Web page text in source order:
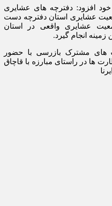
افزود: دفترچه های عشایری
عشایری استان دفترچه دست
عشایری واقعی در استان
انجام گیرد.
های مشترک بازرسی با حضور
ها در راستای مبارزه با قاچاق